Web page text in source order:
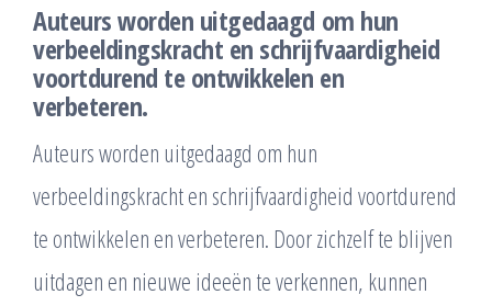
Auteurs worden uitgedaagd om hun
verbeeldingskracht en schrijfvaardigheid
voortdurend te ontwikkelen en
verbeteren.
Auteurs worden uitgedaagd om hun
verbeeldingskracht en schrijfvaardigheid voortdurend
te ontwikkelen en verbeteren. Door zichzelf te blijven
uitdagen en nieuwe ideeën te verkennen, kunnen